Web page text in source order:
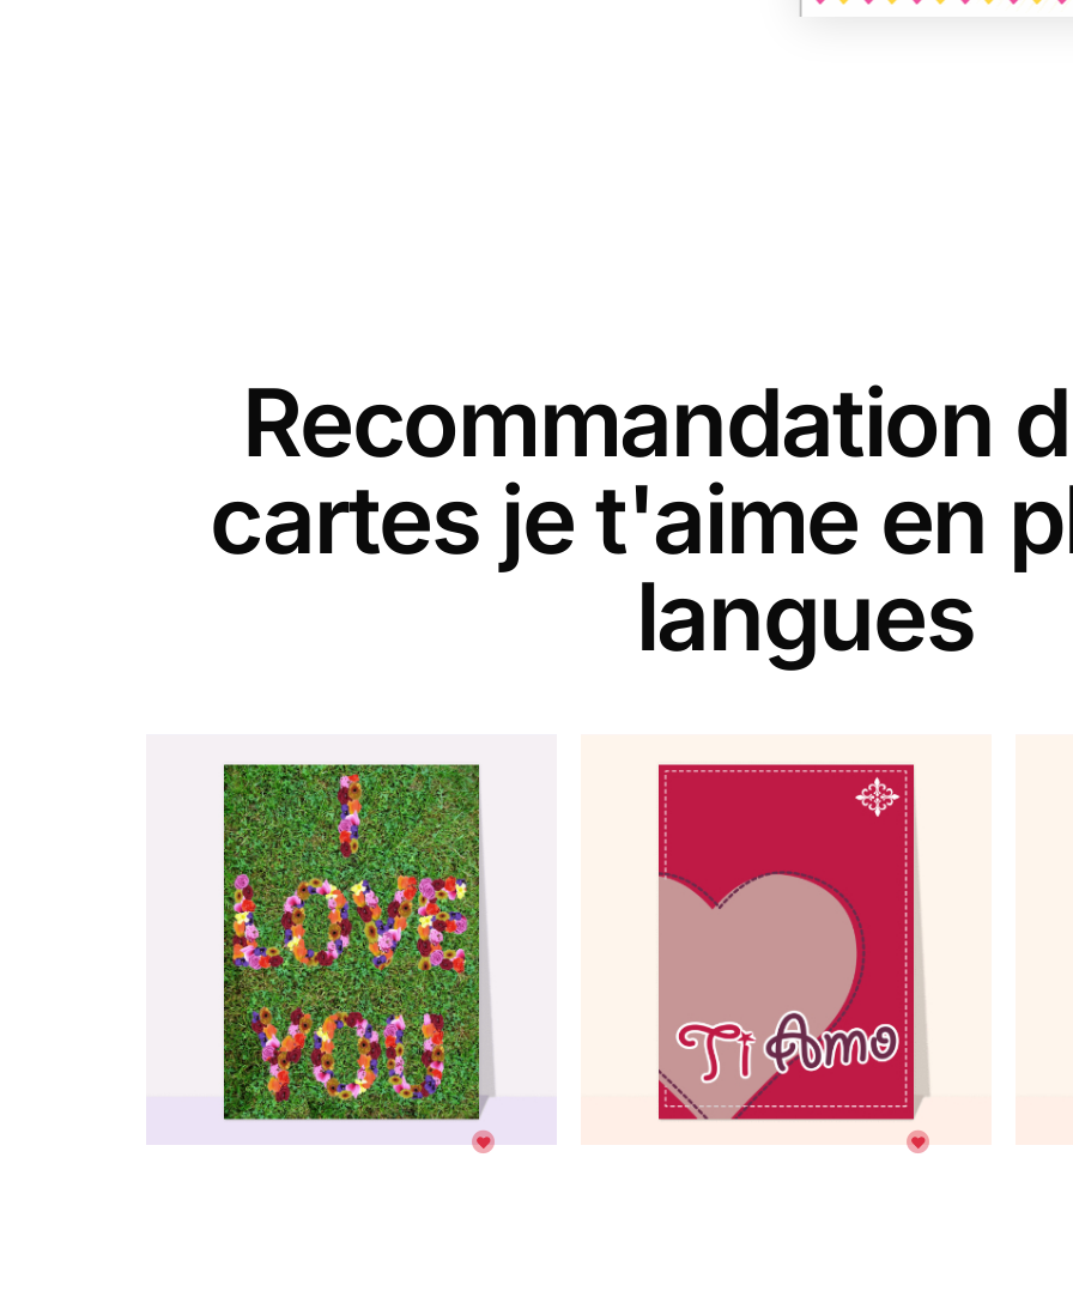
Recommandation
cartes je t'aime en
langues